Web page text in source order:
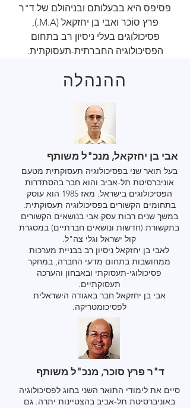
פסיפס היא בבעלותם ובניהולם של ד"ר
פרץ סוֹכר ואבי בן יחזקאל (M.A.),
פסיכולוגים בעלי ניסיון רב בתחום
הפסיכולוגיה החברתית-תעסוקתית.
ההנהלה
אבי בן יחזקאל, מנכ"ל משותף
בעל תואר שני בפסיכולוגיה תעסוקתית מטעם
אוניברסיטת תל-אביב והוא חבר בהסתדרות
הפסיכולוגים בישראל. מאז 1985 הוא עוסק
בתחומים הקשורים בפסיכולוגיה תעסוקתית.
במשך שנים רבות עסק אבי בנושאים הקשורים
בתקשורת (חדשות ונושאים חברתיים) במסגרת
קול ישראל וגלי צה"ל.
לאבי בן יחזקאל ניסיון רב בבניית מערכות
ממחושבות בתחום מדעי החברה, במחקר
פסיכולוגי-תעסוקתי ובאבחון והערכה
תעסוקתיים.
אבי בן יחזקאל חבר באגודה הישראלית
לפסיכומטריקה.
ד"ר פרץ סוכר, מנכ"ל משותף
סיים את לימודי התואר השני בחוג לפסיכולוגיה
באוניברסיטת תל-אביב בהצטיינות יתרה. גם